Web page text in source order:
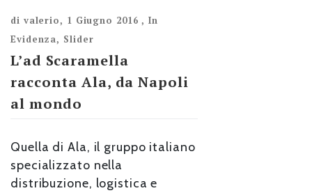
di valerio, 1 Giugno 2016 ,In
Evidenza, Slider
L’ad Scaramella
racconta Ala, da Napoli
al mondo
Quella di Ala, il gruppo italiano
specializzato nella
distribuzione, logistica e